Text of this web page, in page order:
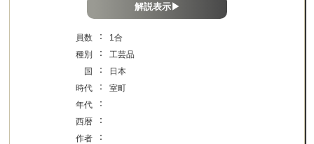
解説表示▶
員数 ：
1合
種別
：
工芸品
国
：
日本
時代
：
室町
年代
：
西暦 ：
作者 ：